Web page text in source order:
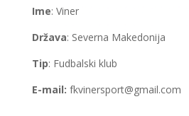
Ime: Viner
Država: Severna Makedonija
Tip: Fudbalski klub
E-mail: fkvinersport@gmail.com